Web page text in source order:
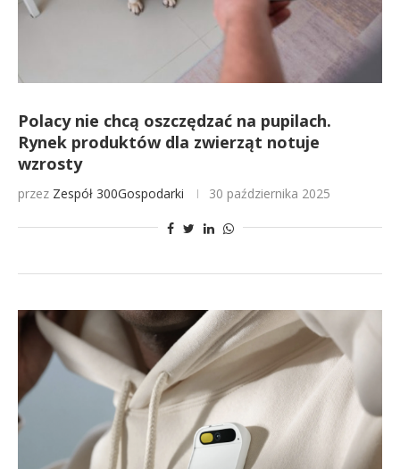
Polacy nie chcą oszczędzać na pupilach.
Rynek produktów dla zwierząt notuje
wzrosty
przez Zespół 300Gospodarki 30 października 2025